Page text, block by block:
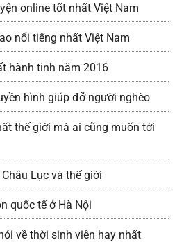
online tốt nhất Việt Nam
nổi tiếng nhất Việt Nam
hành tinh năm 2016
hình giúp đỡ người nghèo
thế giới mà ai cũng muốn tới
Lục và thế giới
quốc tế ở Hà Nội
về thời sinh viên hay nhất